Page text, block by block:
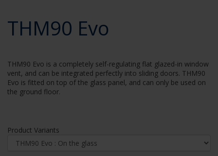
THM90 Evo
THM90 Evo is a completely self-regulating flat glazed-in window
vent, and can be integrated perfectly into sliding doors. THM90
Evo is fitted on top of the glass panel, and can only be used on
the ground floor.
Product Variants